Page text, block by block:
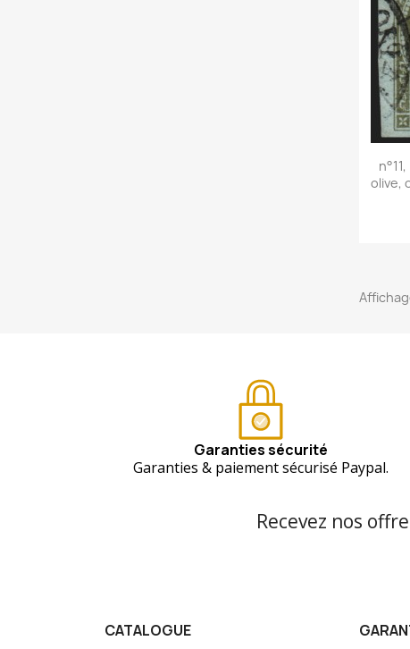
olive,
Garanties sécurité
Garanties & paiement sécurisé Paypal.
Recevez nos
CATALOGUE